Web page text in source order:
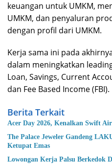
keuangan untuk UMKM,
UMKM, dan penyaluran
dengan profil dari UMKM.
Kerja sama ini pada
dalam meningkatkan
Loan, Savings, Current
dan Fee Based Income (FBI).
Berita Terkait
Acer Day 2026, Kenalkan Swift
The Palace Jeweler Gandeng
Ketupat Emas
Lowongan Kerja Palsu Berkedok